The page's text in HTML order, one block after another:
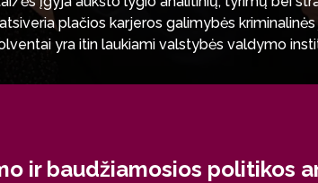
plačios karjeros galimybės
yra itin laukiami valstybės valdymo
įgytos žinios leidžia sėkmingai įsijungti į
prevencijos programos ir advokatuojama už
ir baudžiamosios politikos